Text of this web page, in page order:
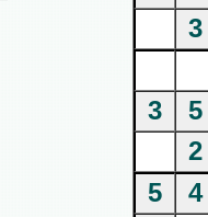
3
3
5
2
5
4